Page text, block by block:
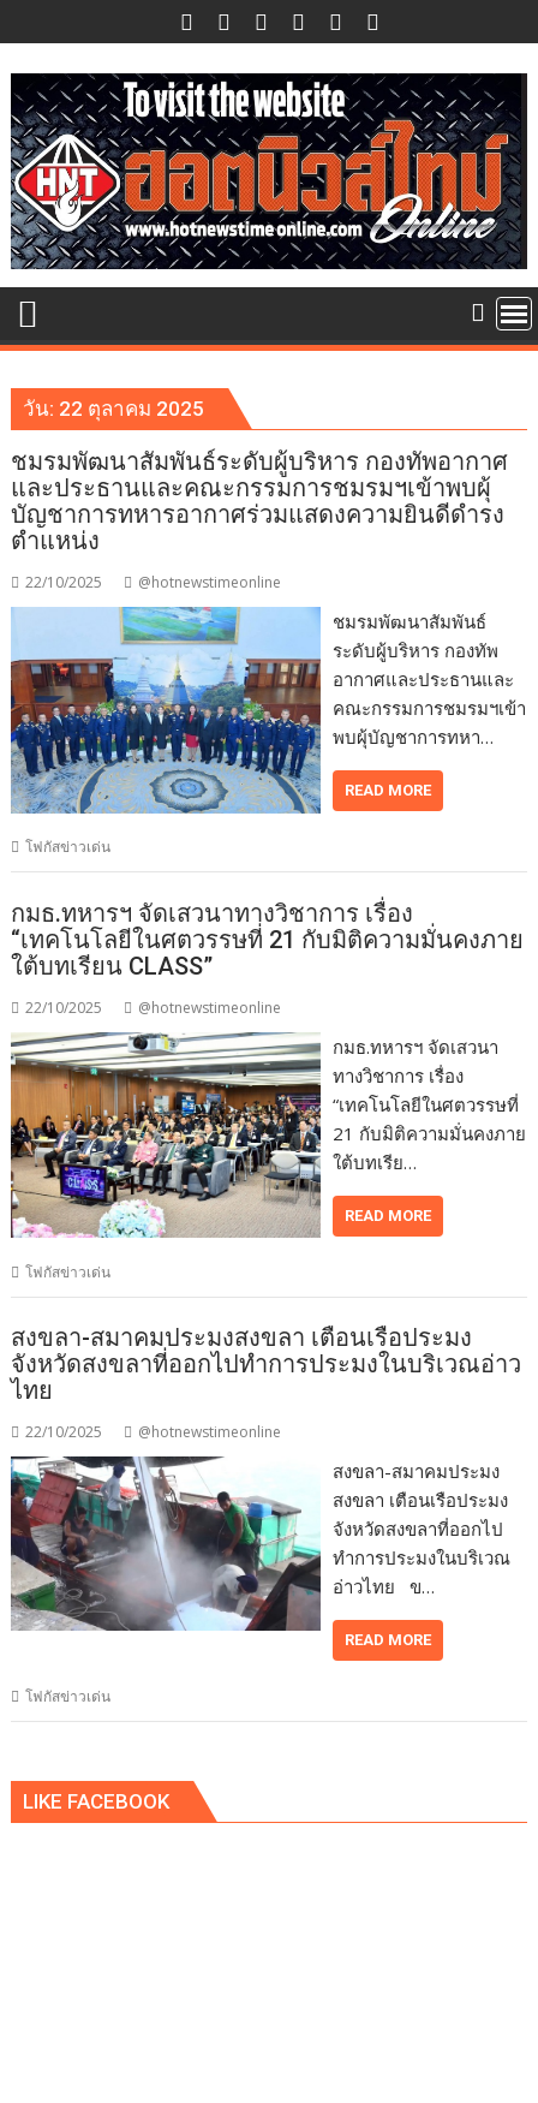
to
content
วัน: 22 ตุลาคม 2025
ชมรมพัฒนาสัมพันธ์ระดับผู้บริหาร กองทัพอากาศ
และประธานและคณะกรรมการชมรมฯเข้าพบผุ้
บัญชาการทหารอากาศร่วมแสดงความยินดีดำรง
ตำแหน่ง
22/10/2025 @hotnewstimeonline
ชมรมพัฒนาสัมพันธ์
ระดับผู้บริหาร กองทัพ
อากาศและประธานและ
คณะกรรมการชมรมฯเข้า
พบผุ้บัญชาการทหา…
READ MORE
โฟกัสข่าวเด่น
กมธ.ทหารฯ จัดเสวนาทางวิชาการ เรื่อง
“เทคโนโลยีในศตวรรษที่ 21 กับมิติความมั่นคงภาย
ใต้บทเรียน CLASS”
22/10/2025 @hotnewstimeonline
กมธ.ทหารฯ จัดเสวนา
ทางวิชาการ เรื่อง
“เทคโนโลยีในศตวรรษที่
21 กับมิติความมั่นคงภาย
ใต้บทเรีย…
READ MORE
โฟกัสข่าวเด่น
สงขลา-สมาคมประมงสงขลา เตือนเรือประมง
จังหวัดสงขลาที่ออกไปทำการประมงในบริเวณอ่าว
ไทย
22/10/2025 @hotnewstimeonline
สงขลา-สมาคมประมง
สงขลา เตือนเรือประมง
จังหวัดสงขลาที่ออกไป
ทำการประมงในบริเวณ
อ่าวไทย ข…
READ MORE
โฟกัสข่าวเด่น
LIKE FACEBOOK